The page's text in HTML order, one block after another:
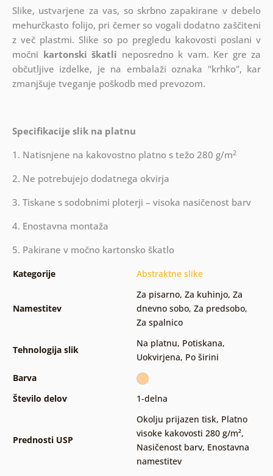
Slike, ustvarjene za vas, so skrbno zapakirane v debelo
mehurčkasto folijo, pri čemer so vogali dodatno zaščiteni
z več plastmi. Slike so po pregledu kakovosti poslani v
močni kartonski škatli neposredno k vam. Ker gre za
občutljive izdelke, je na embalaži oznaka "krhko", kar
zmanjšuje tveganje poškodb med prevozom.
Specifikacije slik na platnu
1. Natisnjene na kakovostno platno s težo 280 g/m2
2. Ne potrebujejo dodatnega okvirja
3. Tiskane s sodobnimi ploterji – visoka nasičenost barv
4. Enostavna montaža
5. Pakirane v močno kartonsko škatlo
Kategorije Abstraktne slike
Namestitev
Za pisarno, Za kuhinjo, Za
dnevno sobo, Za predsobo,
Za spalnico
Tehnologija slik
Na platnu, Potiskana,
Uokvirjena, Po širini
Barva
Število delov
1-delna
Prednosti USP
Okolju prijazen tisk, Platno
visoke kakovosti 280 g/m²,
Nasičenost barv, Enostavna
namestitev